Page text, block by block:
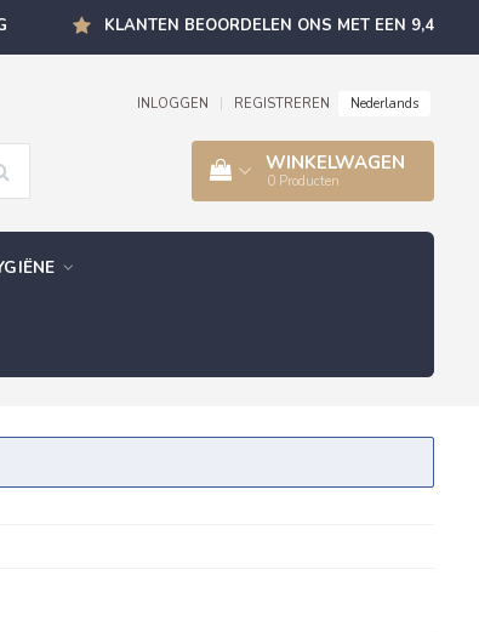
KLANTEN BEOORDELEN ONS MET EEN 9,4
INLOGGEN REGISTREREN Nederlands
WINKELWAGEN
0 Producten